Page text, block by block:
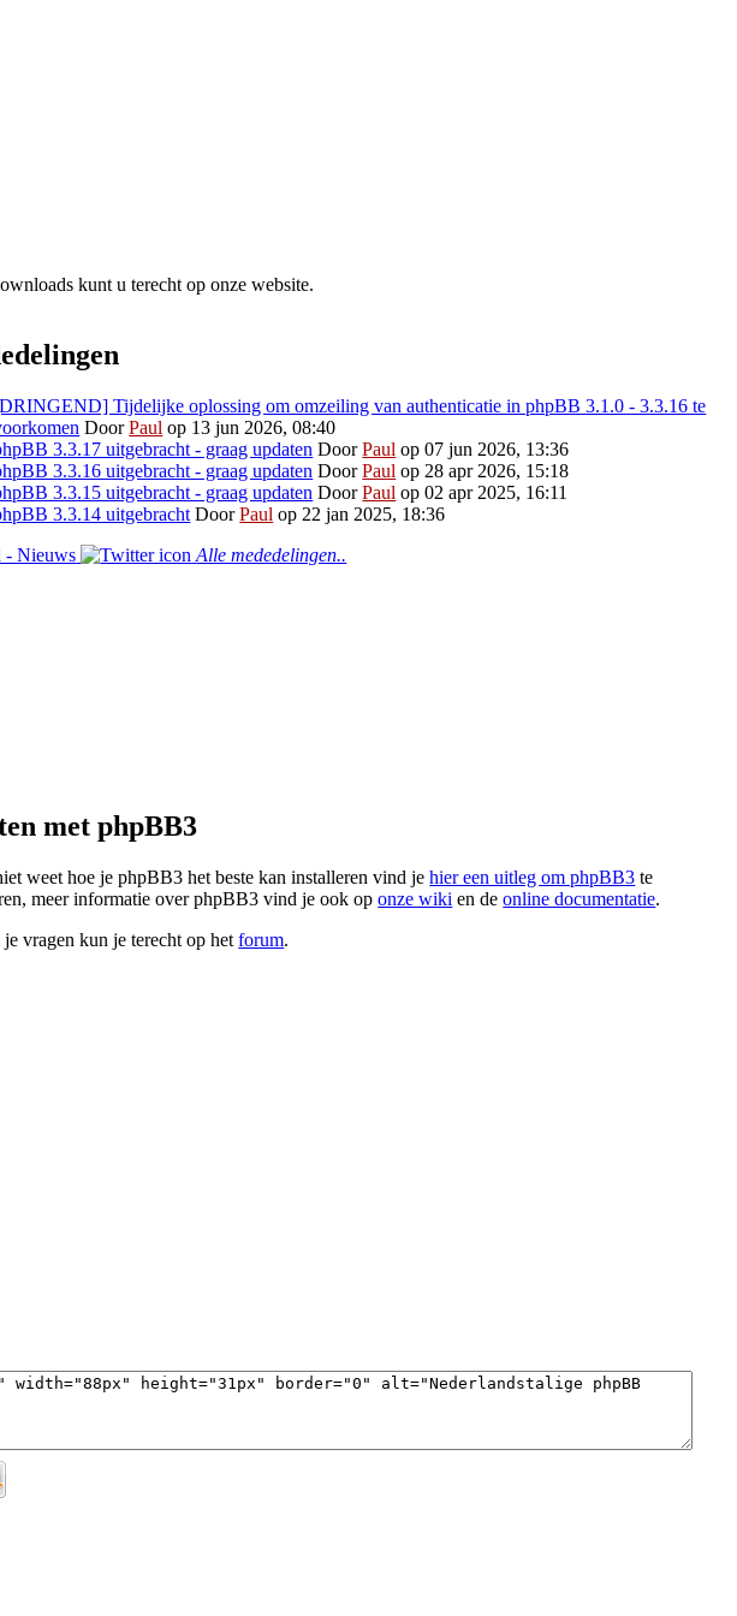
kunt u terecht op onze website.
Tijdelijke oplossing om omzeiling van authenticatie in phpBB 3.1.0 - 3.3.16 te
DoorPaul op 13 jun 2026, 08:40
3.3.17 uitgebracht - graag updaten DoorPaul op 07 jun 2026, 13:36
3.3.16 uitgebracht - graag updaten DoorPaul op 28 apr 2026, 15:18
3.3.15 uitgebracht - graag updaten DoorPaul op 02 apr 2025, 16:11
3.3.14 uitgebracht DoorPaul op 22 jan 2025, 18:36
Alle mededelingen..
met phpBB3
weet hoe je phpBB3 het beste kan installeren vind jehier een uitleg om phpBB3 te
meer informatie over phpBB3 vind je ook oponze wiki en deonline documentatie.
je vragen kun je terecht op hetforum.